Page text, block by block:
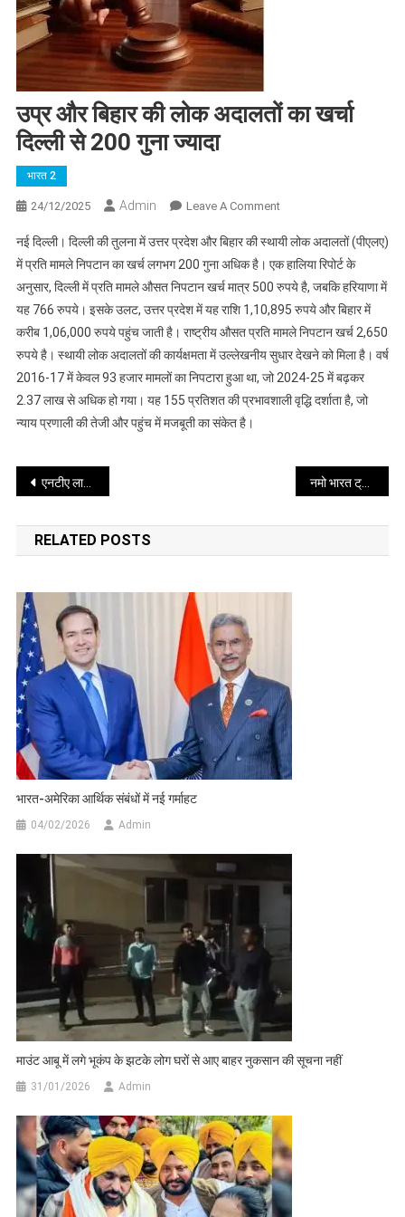
उप्र और बिहार की लोक अदालतों का खर्चा
दिल्ली से 200 गुना ज्यादा
भारत 2
24/12/2025 Admin Leave A CommentOn
और
बिहार
की
लोक
अदालतों
का
खर्चा
दिल्ली
नई दिल्ली। दिल्ली की तुलना में उत्तर प्रदेश और बिहार की स्थायी लोक अदालतों (पीएलए)
में प्रति मामले निपटान का खर्च लगभग 200 गुना अधिक है। एक हालिया रिपोर्ट के
अनुसार, दिल्ली में प्रति मामले औसत निपटान खर्च मात्र 500 रुपये है, जबकि हरियाणा में
यह 766 रुपये। इसके उलट, उत्तर प्रदेश में यह राशि 1,10,895 रुपये और बिहार में
करीब 1,06,000 रुपये पहुंच जाती है। राष्ट्रीय औसत प्रति मामले निपटान खर्च 2,650
रुपये है। स्थायी लोक अदालतों की कार्यक्षमता में उल्लेखनीय सुधार देखने को मिला है। वर्ष
2016-17 में केवल 93 हजार मामलों का निपटारा हुआ था, जो 2024-25 में बढ़कर
2.37 लाख से अधिक हो गया। यह 155 प्रतिशत की प्रभावशाली वृद्धि दर्शाता है, जो
न्याय प्रणाली की तेजी और पहुंच में मजबूती का संकेत है।
Post
navigation
एनटीए लागू करेगा फेस बायोमेट्रिक वेरिफिकेशन, नीट और जेईई मैंन परीक्षाओं में होगा बदलाव
RELATED POSTS
भारत-अमेरिका आर्थिक संबंधों में नई गर्माहट
04/02/2026 Admin
माउंट आबू में लगे भूकंप के झटके लोग घरों से आए बाहर नुकसान की सूचना नहीं
31/01/2026 Admin